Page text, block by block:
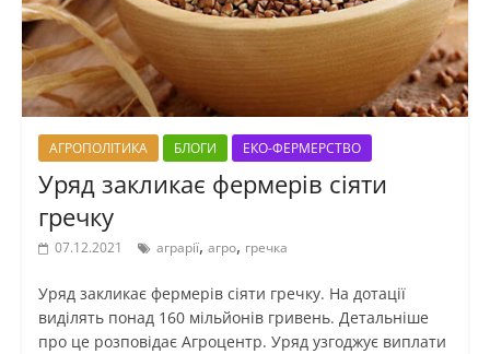
АГРОПОЛІТИКА БЛОГИ ЕКО-ФЕРМЕРСТВО
Уряд закликає фермерів сіяти
гречку
07.12.2021 аграрії, агро, гречка
Уряд закликає фермерів сіяти гречку. На дотації
виділять понад 160 мільйонів гривень. Детальніше
про це розповідає Агроцентр. Уряд узгоджує виплати